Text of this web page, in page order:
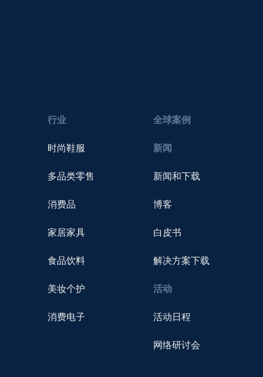
行业
时尚鞋服
多品类零售
消费品
家居家具
食品饮料
美妆个护
消费电子
全球案例
新闻
新闻和下载
博客
白皮书
解决方案下载
活动
活动日程
网络研讨会